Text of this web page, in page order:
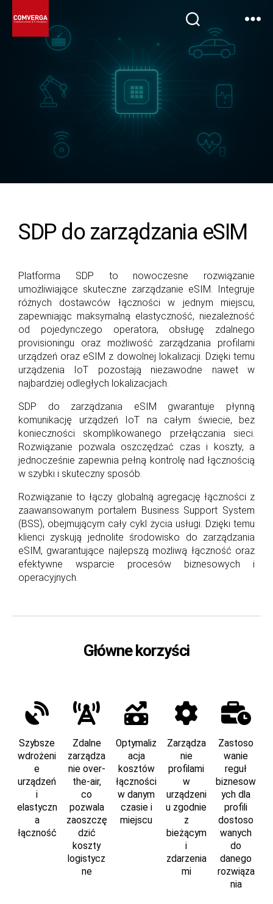
SDP do zarządzania eSIM
Platforma SDP to nowoczesne rozwiązanie
umożliwiające skuteczne zarządzanie eSIM. Integruje
różnych dostawców łączności w jednym miejscu,
zapewniając maksymalną elastyczność, niezależność
od pojedynczego operatora, obsługę zdalnego
provisioningu oraz możliwość zarządzania profilami
urządzeń oraz eSIM z dowolnej lokalizacji. Dzięki temu
urządzenia IoT pozostają niezawodne nawet w
najbardziej odległych lokalizacjach.
SDP do zarządzania eSIM gwarantuje płynną
komunikację urządzeń IoT na całym świecie, bez
konieczności skomplikowanego przełączania sieci.
Rozwiązanie pozwala oszczędzać czas i koszty, a
jednocześnie zapewnia pełną kontrolę nad łącznością
w szybki i skuteczny sposób.
Rozwiązanie to łączy globalną agregację łączności z
zaawansowanym portalem Business Support System
(BSS), obejmującym cały cykl życia usługi. Dzięki temu
klienci zyskują jednolite środowisko do zarządzania
eSIM, gwarantujące najlepszą możliwą łączność oraz
efektywne wsparcie procesów biznesowych i
operacyjnych.
Główne korzyści
Szybsze
wdrożeni
e
urządzeń
i
elastyczn
a
łączność
Zdalne
zarządza
nie over-
the-air,
co
pozwala
zaoszczę
dzić
koszty
logistycz
ne
Optymaliz
acja
kosztów
łączności
w danym
czasie i
miejscu
Zarządza
nie
profilami
w
urządzeni
u zgodnie
z
bieżącym
i
zdarzenia
mi
Zastoso
wanie
reguł
biznesow
ych dla
profili
dostoso
wanych
do
danego
rozwiąza
nia